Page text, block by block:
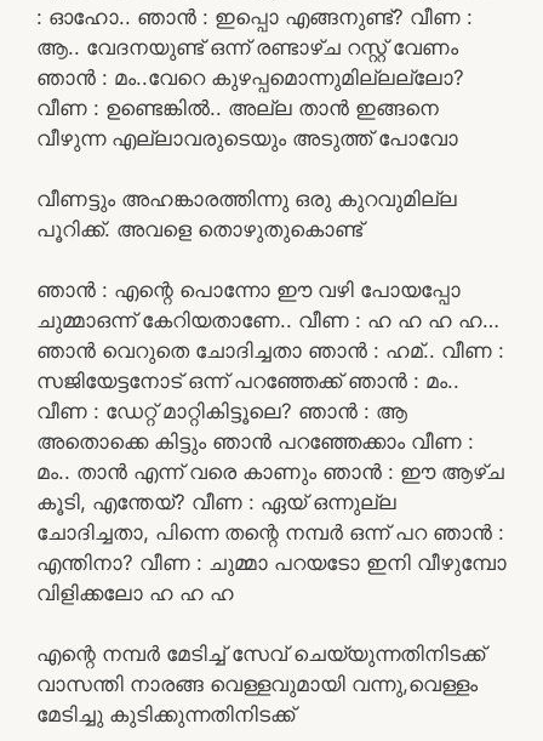
: ഓഹോ.. ഞാൻ : ഇപ്പൊ എങ്ങനുണ്ട്? വീണ :
ആ.. വേദനയുണ്ട് ഒന്ന് രണ്ടാഴ്ച റസ്റ്റ്‌ വേണം
ഞാൻ : മം..വേറെ കുഴപ്പമൊന്നുമില്ലല്ലോ?
വീണ : ഉണ്ടെങ്കിൽ.. അല്ല താൻ ഇങ്ങനെ
വീഴുന്ന എല്ലാവരുടെയും അടുത്ത് പോവോ
വീണട്ടും അഹങ്കാരത്തിന്നു ഒരു കുറവുമില്ല
പൂറിക്ക്. അവളെ തൊഴുതുകൊണ്ട്
ഞാൻ : എന്റെ പൊന്നോ ഈ വഴി പോയപ്പോ
ചുമ്മാഒന്ന് കേറിയതാണേ.. വീണ : ഹ ഹ ഹ ഹ…
ഞാൻ വെറുതെ ചോദിച്ചതാ ഞാൻ : ഹമ്.. വീണ :
സജിയേട്ടനോട് ഒന്ന് പറഞ്ഞേക്ക് ഞാൻ : മം..
വീണ : ഡേറ്റ് മാറ്റികിട്ടൂലെ? ഞാൻ : ആ
അതൊക്കെ കിട്ടും ഞാൻ പറഞ്ഞേക്കാം വീണ :
മം.. താൻ എന്ന് വരെ കാണും ഞാൻ : ഈ ആഴ്ച
കൂടി, എന്തേയ്? വീണ : ഏയ്‌ ഒന്നുല്ല
ചോദിച്ചതാ, പിന്നെ തന്റെ നമ്പർ ഒന്ന് പറ ഞാൻ :
എന്തിനാ? വീണ : ചുമ്മാ പറയടോ ഇനി വീഴുമ്പോ
വിളിക്കലോ ഹ ഹ ഹ
എന്റെ നമ്പർ മേടിച്ച് സേവ് ചെയ്യുന്നതിനിടക്ക്
വാസന്തി നാരങ്ങ വെള്ളവുമായി വന്നു,വെള്ളം
മേടിച്ചു കുടിക്കുന്നതിനിടക്ക്